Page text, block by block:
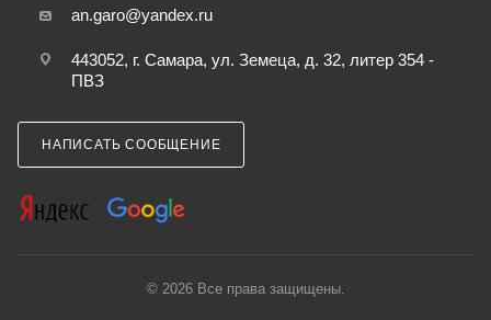
an.garo@yandex.ru
443052, г. Самара, ул. Земеца, д. 32, литер 354 -
ПВЗ
НАПИСАТЬ СООБЩЕНИЕ
© 2026 Все права защищены.